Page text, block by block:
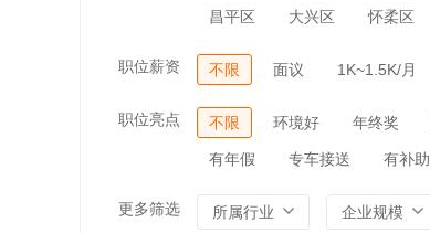
昌平区 大兴区 怀柔区
职位薪资 不限 面议 1K~1.5K/月
职位亮点 不限 环境好 年终奖
有年假 专车接送 有补助
更多筛选 所属行业 企业规模